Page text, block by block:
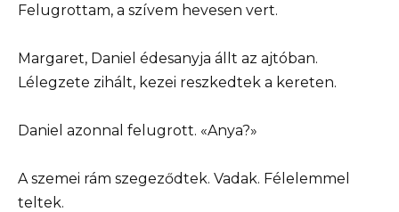
Felugrottam, a szívem hevesen vert.
Margaret, Daniel édesanyja állt az ajtóban.
Lélegzete zihált, kezei reszkedtek a kereten.
Daniel azonnal felugrott. «Anya?»
A szemei rám szegeződtek. Vadak. Félelemmel
teltek.